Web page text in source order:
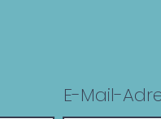
E-Mail-